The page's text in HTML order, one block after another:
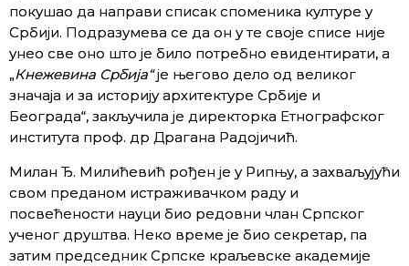
покушао да направи списак споменика културе у
Србији. Подразумева се да он у те своје списе није
унео све оно што је било потребно евидентирати, а
„Кнежевина Србија“је његово дело од великог
значаја и за историју архитектуре Србије и
Београда“, закључила је директорка Етнографског
института проф. др Драгана Радојичић.
Милан Ђ. Милићевић рођен је у Рипњу, а захваљујући
свом преданом истраживачком раду и
посвећености науци био редовни члан Српског
ученог друштва. Неко време је био секретар, па
затим председник Српске краљевске академије